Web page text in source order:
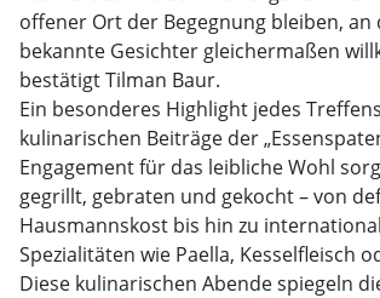
offener Ort der Begegnung bleiben, an
bekannte Gesichter gleichermaßen
bestätigt Tilman Baur.
Ein besonderes Highlight jedes
kulinarischen Beiträge der
Engagement für das leibliche Wohl
gegrillt, gebraten und gekocht – von
Hausmannskost bis hin zu
Spezialitäten wie Paella, Kesselfleisch
Diese kulinarischen Abende spiegeln